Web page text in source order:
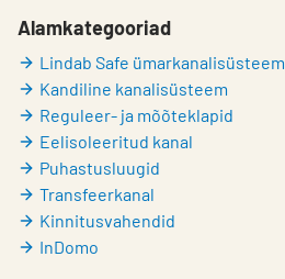
Alamkategooriad
Lindab Safe ümarkanalisüsteem
Kandiline kanalisüsteem
Reguleer- ja mõõteklapid
Eelisoleeritud kanal
Puhastusluugid
Transfeerkanal
Kinnitusvahendid
InDomo